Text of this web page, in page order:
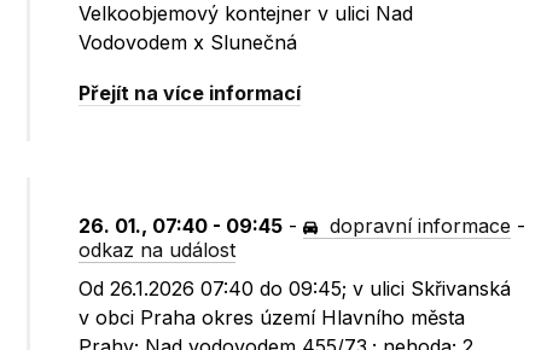
Velkoobjemový kontejner v ulici Nad
Vodovodem x Slunečná
Přejít na více informací
26. 01., 07:40 - 09:45 - dopravní informace -
odkaz na událost
Od 26.1.2026 07:40 do 09:45; v ulici Skřivanská
v obci Praha okres území Hlavního města